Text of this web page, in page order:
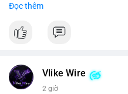
📈 XU HƯỚNG TÌM KIẾM &
coin được tìm kiếm nhiều
💬 DÒNG CHẢY TIN TỨC &
Binance Square tập trung vào
Đọc thêm
Vlike Wire
2 giờ